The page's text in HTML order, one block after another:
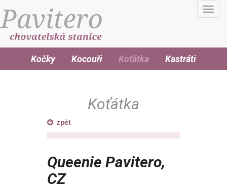
Kočky Kocouři Koťátka Kastráti
Koťátka
zpět
Queenie Pavitero,
CZ